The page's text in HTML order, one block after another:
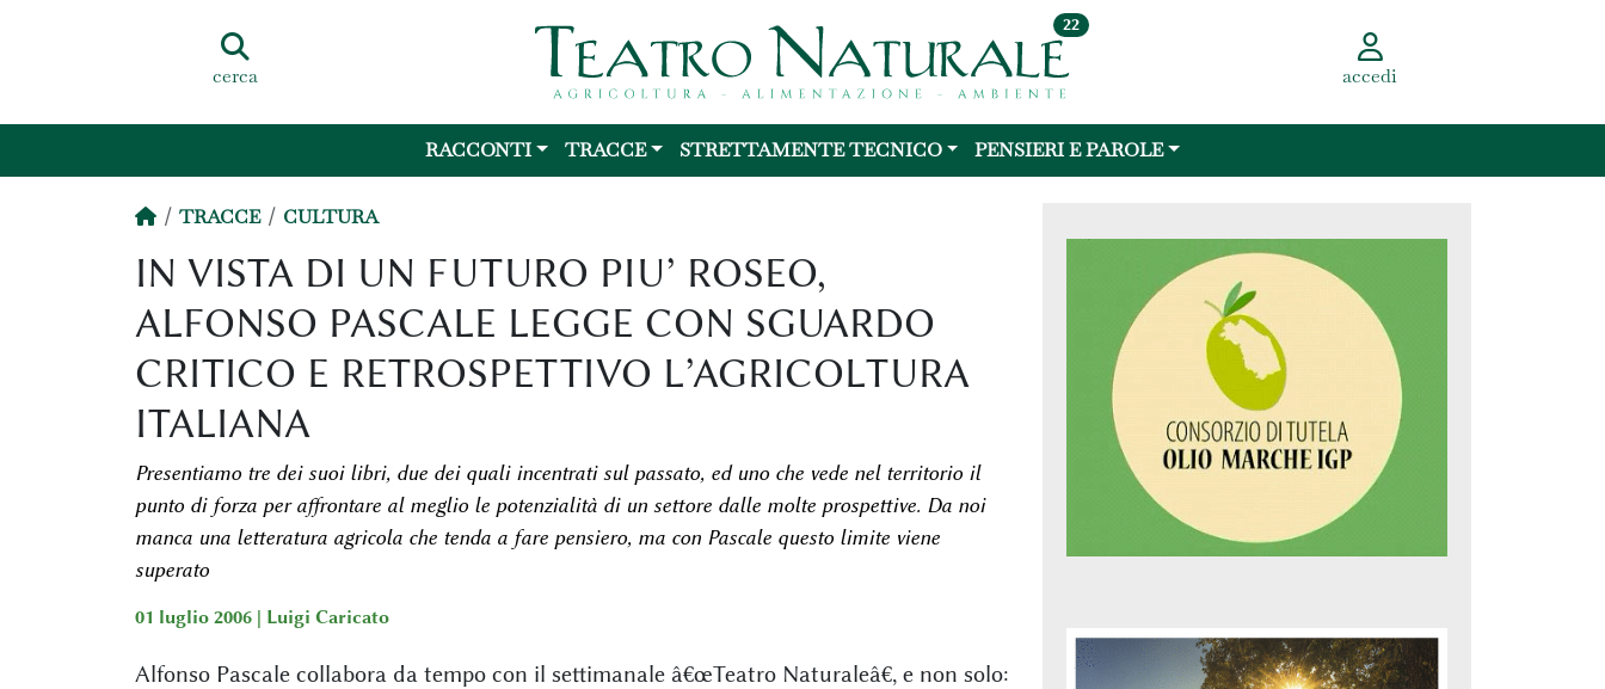
cerca
22
accedi
RACCONTI TRACCE STRETTAMENTE TECNICO PENSIERI E PAROLE
TRACCE CULTURA
IN VISTA DI UN FUTURO PIU’ ROSEO,
ALFONSO PASCALE LEGGE CON SGUARDO
CRITICO E RETROSPETTIVO L’AGRICOLTURA
ITALIANA
Presentiamo tre dei suoi libri, due dei quali incentrati sul passato, ed uno che vede nel territorio il
punto di forza per affrontare al meglio le potenzialità di un settore dalle molte prospettive. Da noi
manca una letteratura agricola che tenda a fare pensiero, ma con Pascale questo limite viene
superato
01 luglio 2006 | Luigi Caricato
Alfonso Pascale collabora da tempo con il settimanale â€œTeatro Naturaleâ€, e non solo: